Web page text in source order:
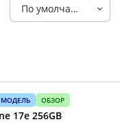
По умолчанию
ОБЗОР
17e 256GB